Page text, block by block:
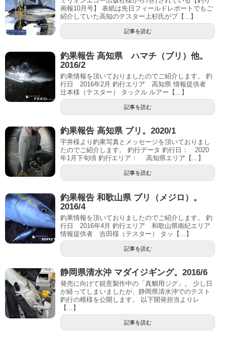
画報10月号】 表紙は先日フィールドレポートでもご
紹介していた高知のテスター上杉氏がブ【...】
記事を読む
釣果報告 高知県 ハマチ（ブリ）他。
2016/2
釣果情報を頂いておりましたのでご紹介します。 釣
行日 2016年2月 釣行エリア 高知県 情報提供者
辻本様（テスター） タックル ルアー【...】
記事を読む
釣果報告 高知県 ブリ。2020/1
宇井様より釣果写真とメッセージを頂いておりまし
たのでご紹介します。 釣行データ 釣行日： 2020
年1月下旬頃 釣行エリア： 高知県エリア【...】
記事を読む
釣果報告 和歌山県 ブリ（メジロ）。
2016/4
釣果情報を頂いておりましたのでご紹介します。 釣
行日 2016年4月 釣行エリア 和歌山県南紀エリア
情報提供者 吉田様（テスター） タッ【...】
記事を読む
静岡県清水沖 マダイジギング。2016/6
発売に向けて鋭意製作中の「真鯛用ジグ」。 少し日
が経ってしまいましたが、静岡県清水沖でのテスト
釣行の模様を公開します。 以下開発担当よりレ
【...】
記事を読む